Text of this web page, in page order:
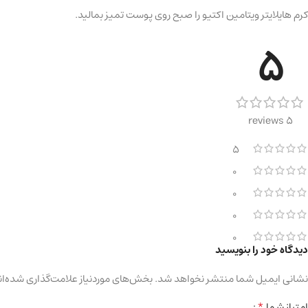
کرم هایلایتر ویتامین اکتیو را صبح روی پوست تمیز بمالید.
5
5 reviews
5
0
0
0
0
دیدگاه خود را بنویسید
نشانی ایمیل شما منتشر نخواهد شد.بخش‌های موردنیاز علامت‌گذاری